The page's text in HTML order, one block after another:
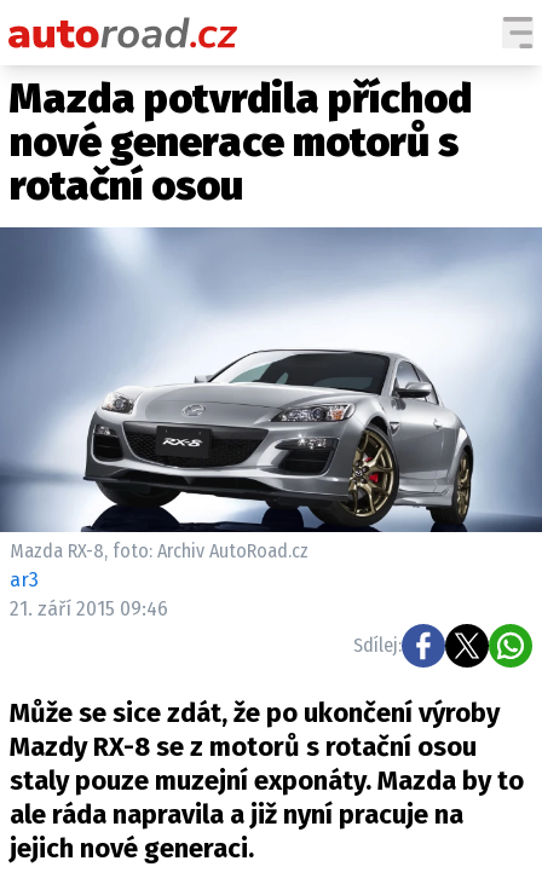
AUTA
TESTY AUT
NOVINKY
TECHNIKA
EKONOMIKA
ČESKÝ TRH
TUNING
PROFI
ELEKTRO
TESTY ELEKTROMOBILŮ
RALLY
OSTATNÍ
TISKOVKY
Mazda potvrdila příchod
nové generace motorů s
rotační osou
Mazda RX-8, foto: Archiv AutoRoad.cz
ar3
21. září 2015 09:46
Sdílej:
Může se sice zdát, že po ukončení výroby
Mazdy RX-8 se z motorů s rotační osou
staly pouze muzejní exponáty. Mazda by to
ale ráda napravila a již nyní pracuje na
jejich nové generaci.